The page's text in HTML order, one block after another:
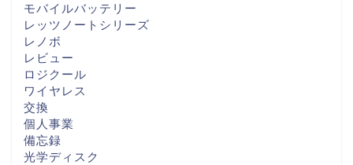
モバイルバッテリー
レッツノートシリーズ
レノボ
レビュー
ロジクール
ワイヤレス
交換
個人事業
備忘録
光学ディスク